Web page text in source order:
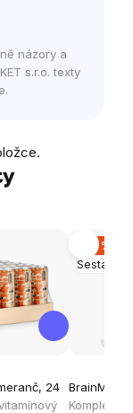
názory a
s.r.o. texty
24
-20 %
BrainMax
Komplexní